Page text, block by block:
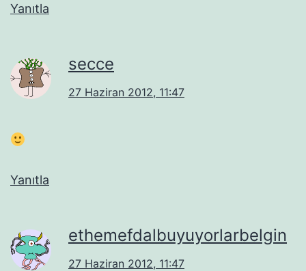
Yanıtla
secce
27 Haziran 2012, 11:47
Yanıtla
ethemefdalbuyuyorlarbelgin
27 Haziran 2012, 11:47